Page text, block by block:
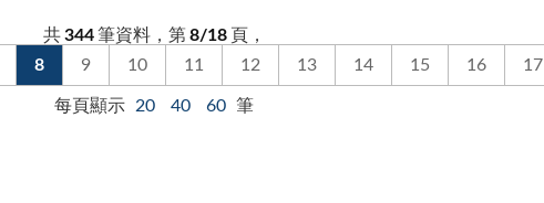
共 344 筆資料，第 8/18 頁，
8 9 10 11 12 13 14 15 16 17
每頁顯示 20 40 60 筆